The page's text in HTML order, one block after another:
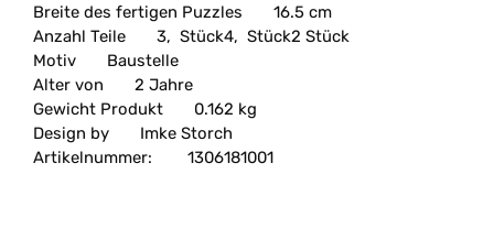
Breite des fertigen Puzzles
16.5 cm
Anzahl Teile
3, Stück4, Stück2 Stück
Motiv
Baustelle
Alter von
2 Jahre
Gewicht Produkt
0.162 kg
Design by
Imke Storch
Artikelnummer:
1306181001